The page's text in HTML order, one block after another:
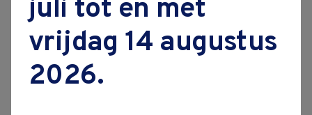
vacatures
contact
Na afloop van de cursus VOL-
VCA weet je hoe je veilig
werkzaamheden kan uitvoeren
juli tot en met
vrijdag 14 augustus
2026.